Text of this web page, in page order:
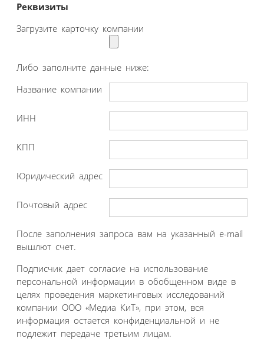
Реквизиты
Загрузите карточку компании
Либо заполните данные ниже:
Название компании
ИНН
КПП
Юридический адрес
Почтовый адрес
После заполнения запроса вам на указанный e-mail
вышлют счет.
Подписчик дает согласие на использование
персональной информации в обобщенном виде в
целях проведения маркетинговых исследований
компании ООО «Медиа КиТ», при этом, вся
информация остается конфиденциальной и не
подлежит передаче третьим лицам.